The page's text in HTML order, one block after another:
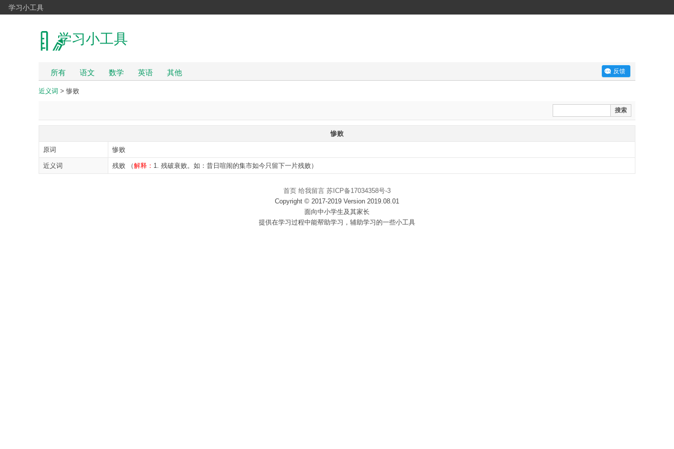
学习小工具
学习小工具
所有 语文 数学 英语 其他 反馈
近义词 > 惨败
搜索
惨败
原词 惨败
近义词 残败 （解释： 1. 残破衰败。如：昔日喧闹的集市如今只留下一片残败）
首页 给我留言 苏ICP备17034358号-3
Copyright © 2017-2019 Version 2019.08.01
面向中小学生及其家长
提供在学习过程中能帮助学习，辅助学习的一些小工具